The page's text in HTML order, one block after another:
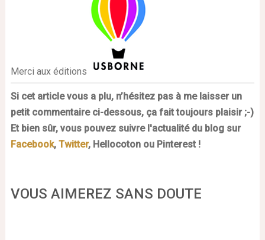
Merci aux éditions
Si cet article vous a plu, n’hésitez pas à me laisser un
petit commentaire ci-dessous, ça fait toujours plaisir ;-)
Et bien sûr, vous pouvez suivre l'actualité du blog sur
Facebook, Twitter, Hellocoton ou Pinterest !
VOUS AIMEREZ SANS DOUTE